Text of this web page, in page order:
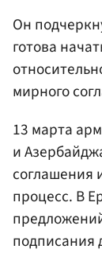
Он
готова
мирного
13 марта
и
соглашения
процесс. В
подписания